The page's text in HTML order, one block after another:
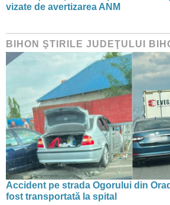
vizate de avertizarea ANM
BIHON ŞTIRILE JUDEŢULUI
Accident pe strada Ogorului din
fost transportată la spital